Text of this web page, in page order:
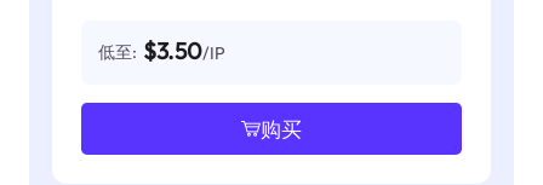
低至: $3.50/IP
购买